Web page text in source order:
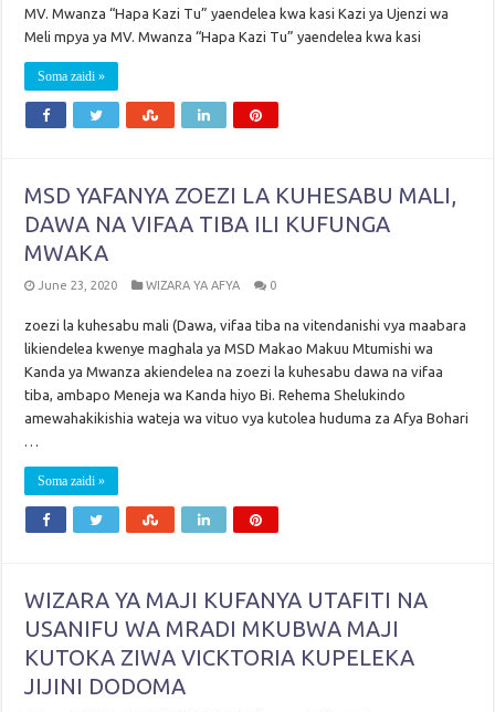
MV. Mwanza “Hapa Kazi Tu” yaendelea kwa kasi Kazi ya Ujenzi wa
Meli mpya ya MV. Mwanza “Hapa Kazi Tu” yaendelea kwa kasi
Soma zaidi »
MSD YAFANYA ZOEZI LA KUHESABU MALI,
DAWA NA VIFAA TIBA ILI KUFUNGA
MWAKA
June 23, 2020 WIZARA YA AFYA 0
zoezi la kuhesabu mali (Dawa, vifaa tiba na vitendanishi vya maabara
likiendelea kwenye maghala ya MSD Makao Makuu Mtumishi wa
Kanda ya Mwanza akiendelea na zoezi la kuhesabu dawa na vifaa
tiba, ambapo Meneja wa Kanda hiyo Bi. Rehema Shelukindo
amewahakikishia wateja wa vituo vya kutolea huduma za Afya Bohari
…
Soma zaidi »
WIZARA YA MAJI KUFANYA UTAFITI NA
USANIFU WA MRADI MKUBWA MAJI
KUTOKA ZIWA VICKTORIA KUPELEKA
JIJINI DODOMA